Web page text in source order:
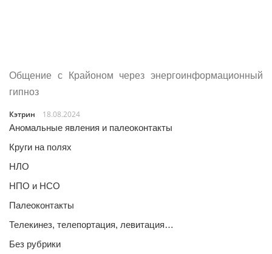
Общение с Крайоном через энергоинформационный
гипноз
Кэтрин
18.08.2024
Аномальные явления и палеоконтакты
Круги на полях
НЛО
НПО и НСО
Палеоконтакты
Телекинез, телепортация, левитация…
Без рубрики